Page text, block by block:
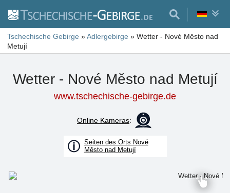
Tschechische Gebirge »Adlergebirge » Wetter - Nové Město nad
Metují
Wetter - Nové Město nad Metují
www.tschechische-gebirge.de
Online Kameras:
Seiten des Orts Nové
Město nad Metují